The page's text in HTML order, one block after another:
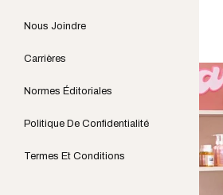
Nous Joindre
Carrières
Normes Éditoriales
Politique De Confidentialité
Termes Et Conditions